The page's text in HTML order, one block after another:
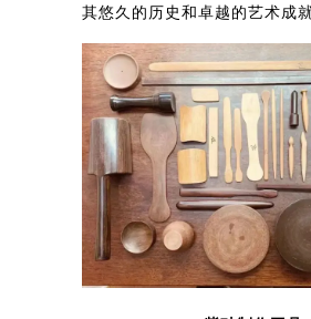
其悠久的历史和卓越的艺术成